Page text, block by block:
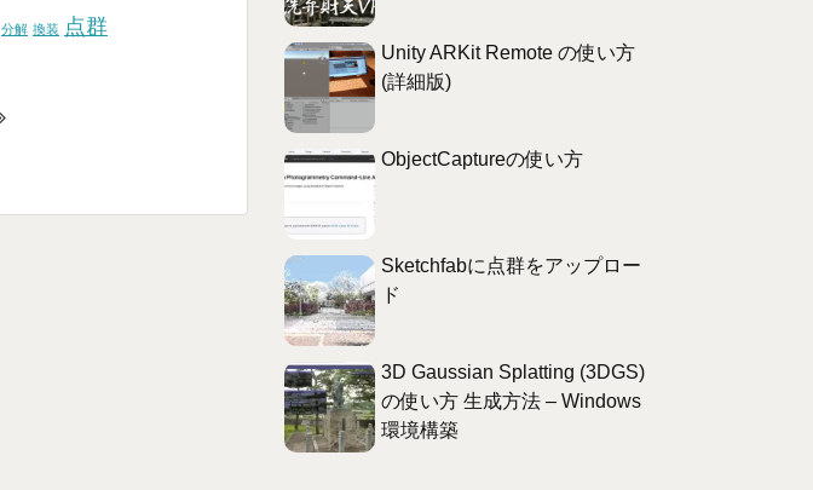
分解 換装 点群
Unity ARKit Remote の使い方
(詳細版)
ObjectCaptureの使い方
Sketchfabに点群をアップロー
ド
3D Gaussian Splatting (3DGS)
の使い方 生成方法 – Windows
環境構築